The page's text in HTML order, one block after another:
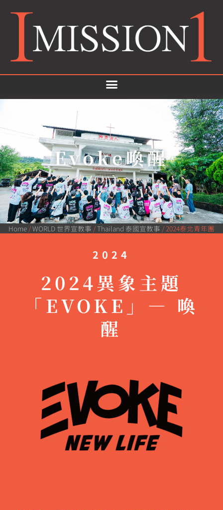
Evoke喚醒
Home /WORLD 世界宣教事 /Thailand 泰國宣教事 /2024泰北青年團
2024
2024異象主題
「EVOKE」— 喚
醒